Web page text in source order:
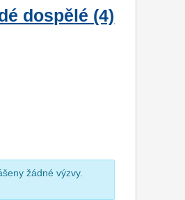
dospělé (4)
žádné výzvy.